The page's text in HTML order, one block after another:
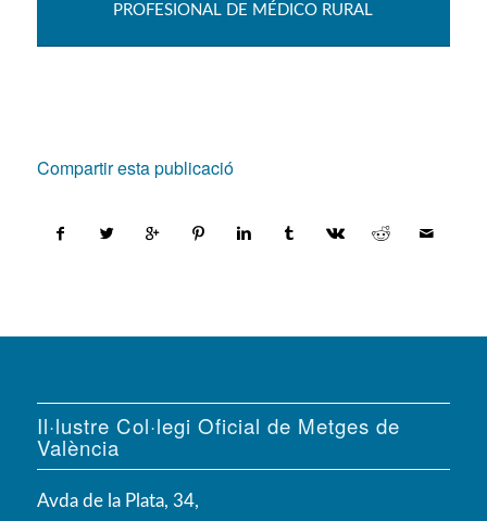
PROFESIONAL DE MÉDICO RURAL
Compartir esta publicació
Il·lustre Col·legi Oficial de Metges de
València
Avda de la Plata, 34,